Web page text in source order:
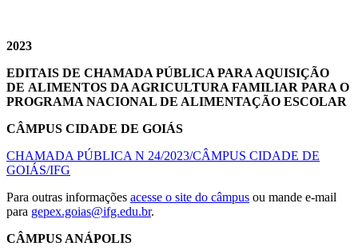
2023
EDITAIS DE CHAMADA PÚBLICA PARA AQUISIÇÃO
DE ALIMENTOS DA AGRICULTURA FAMILIAR PARA O
PROGRAMA NACIONAL DE ALIMENTAÇÃO ESCOLAR
CÂMPUS CIDADE DE GOIÁS
CHAMADA PÚBLICA N 24/2023/CÂMPUS CIDADE DE
GOIÁS/IFG
Para outras informações acesse o site do câmpus ou mande e-mail
para gepex.goias@ifg.edu.br.
CÂMPUS ANÁPOLIS